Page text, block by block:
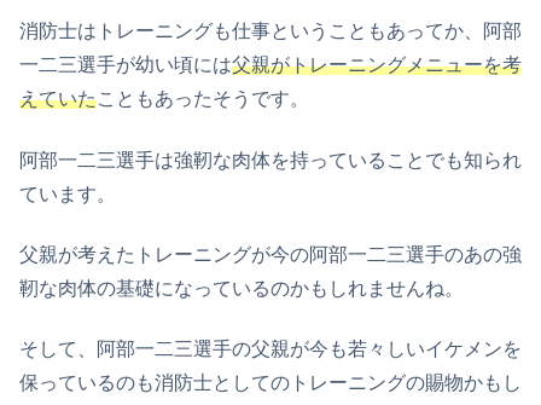
消防士はトレーニングも仕事ということもあってか、阿部
一二三選手が幼い頃には父親がトレーニングメニューを考
えていたこともあったそうです。
阿部一二三選手は強靭な肉体を持っていることでも知られ
ています。
父親が考えたトレーニングが今の阿部一二三選手のあの強
靭な肉体の基礎になっているのかもしれませんね。
そして、阿部一二三選手の父親が今も若々しいイケメンを
保っているのも消防士としてのトレーニングの賜物かもし